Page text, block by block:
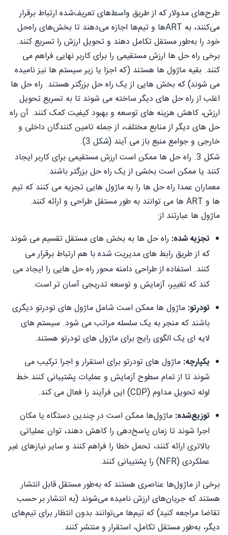
طرح‌های مدولار که از طریق واسط‌های تعریف‌شده ارتباط برقرار
می‌کنند، به ARTها و تیم‌ها اجازه می‌دهند تا بخش‌های راه‌حل
خود را به‌طور مستقل تکامل دهند و تحویل ارزش را تسریع کنند.
برخی راه حل ها ارزش مستقیمی را برای کاربر نهایی فراهم می
کنند. بقیه ماژول ها هستند (که اجزا یا زیر سیستم ها نیز نامیده
می شوند) که بخش هایی از یک راه حل بزرگتر هستند. راه حل ها
اغلب از راه حل های دیگر ساخته می شوند تا به تسریع تحویل
ارزش، کاهش هزینه های توسعه و بهبود کیفیت کمک کنند. آن راه
حل های دیگر از منابع مختلف، از جمله تامین کنندگان داخلی و
خارجی و جوامع منبع باز می آیند (شکل 3).
شکل 3. راه حل ها ممکن است ارزش مستقیمی برای کاربر ایجاد
کنند یا ممکن است بخشی از یک راه حل بزرگتر باشند.
معماران عمدا راه حل ها را به ماژول هایی تجزیه می کنند که تیم
ها و ART ها می توانند به طور مستقل طراحی و ارائه کنند.
ماژول ها عبارتند از:
تجزیه شده: راه حل ها به بخش های مستقل تقسیم می شوند
که از طریق رابط های مدیریت شده با هم ارتباط برقرار می
کنند. استفاده از طراحی دامنه محور راه حل هایی را ایجاد می
کند که تغییر، آزمایش و توسعه تدریجی آسان تر است.
تودرتو: ماژول ها ممکن است شامل ماژول های تودرتو دیگری
باشند که منجر به یک سلسله مراتب می شود. سیستم های
لایه ای یک الگوی رایج برای ماژول های تودرتو هستند.
یکپارچه: ماژول های تودرتو برای استقرار و اجرا ترکیب می
شوند تا از تمام سطوح آزمایش و عملیات پشتیبانی کنند.خط
لوله تحویل مداوم (CDP) این فرآیند را فعال می کند.
توزیع‌شده: ماژول‌ها ممکن است در چندین دستگاه یا مکان
اجرا شوند تا زمان پاسخ‌دهی را کاهش دهند، توان عملیاتی
بالاتری ارائه کنند، تحمل خطا را فراهم کنند و سایر نیازهای غیر
عملکردی (NFR) را پشتیبانی کنند.
برخی از ماژول‌ها عناصری هستند که به‌طور مستقل قابل انتشار
هستند که جریان‌های ارزش نامیده می‌شوند (به انتشار بر حسب
تقاضا مراجعه کنید) که تیم‌ها می‌توانند بدون انتظار برای تیم‌های
دیگر، به‌طور مستقل تکامل، استقرار و منتشر کنند.